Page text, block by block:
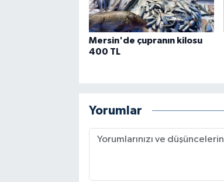
Mersin'de çupranın kilosu
400 TL
Yorumlar